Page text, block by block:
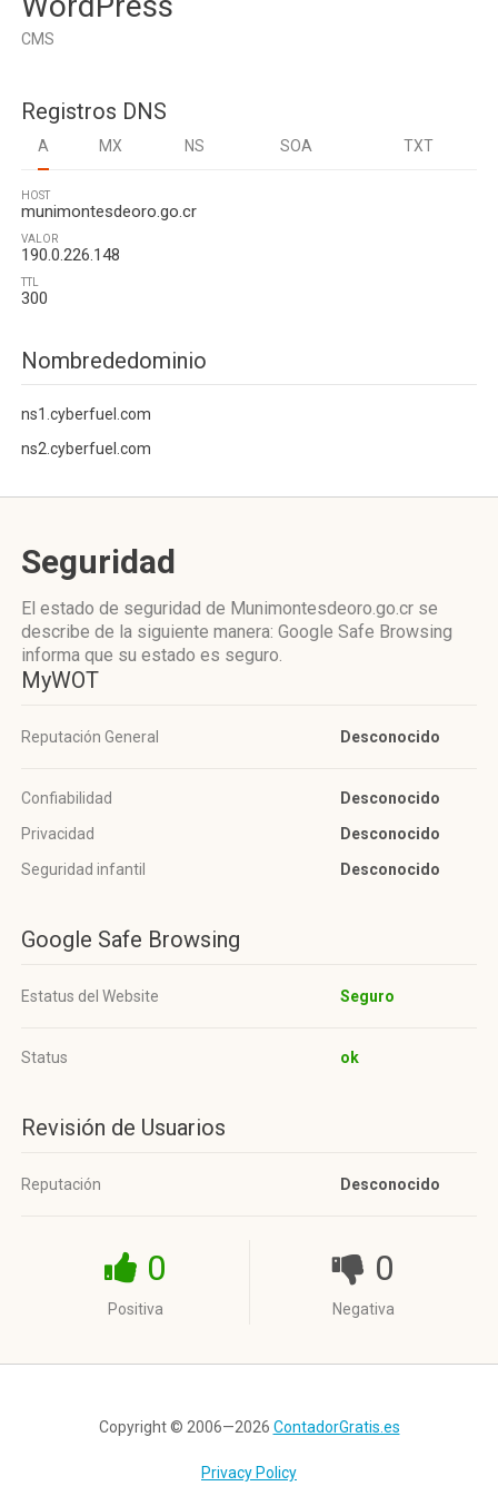
CMS
Registros DNS
A MX NS SOA TXT
HOST
munimontesdeoro.go.cr
VALOR
190.0.226.148
TTL
300
Nombrededominio
ns1.cyberfuel.com
ns2.cyberfuel.com
Seguridad
El estado de seguridad de Munimontesdeoro.go.cr se
describe de la siguiente manera: Google Safe Browsing
informa que su estado es seguro.
MyWOT
Reputación General Desconocido
Confiabilidad
Desconocido
Privacidad
Desconocido
Seguridad infantil
Desconocido
Google Safe Browsing
Estatus del Website Seguro
Status ok
Revisión de Usuarios
Reputación Desconocido
0
Positiva
0
Negativa
Copyright © 2006—2026 ContadorGratis.es
Privacy Policy